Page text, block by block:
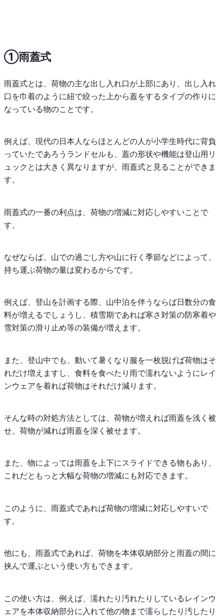
①雨蓋式
雨蓋式とは、荷物の主な出し入れ口が上部にあり、出し入れ
口を巾着のように紐で絞った上から蓋をするタイプの作りに
なっている物のことです。
例えば、現代の日本人ならほとんどの人が小学生時代に背負
っていたであろうランドセルも、蓋の形状や機能は登山用リ
ュックとは大きく異なりますが、雨蓋式と見ることができま
す。
雨蓋式の一番の利点は、荷物の増減に対応しやすいことで
す。
なぜならば、山での過ごし方や山に行く季節などによって、
持ち運ぶ荷物の量は変わるからです。
例えば、登山を計画する際、山中泊を伴うならば日数分の食
料が増えるでしょうし、積雪期であれば寒さ対策の防寒着や
雪対策の滑り止め等の装備が増えます。
また、登山中でも、動いて暑くなり服を一枚脱げば荷物はそ
れだけ増えますし、食料を食べたり雨で濡れないようにレイ
ンウェアを着れば荷物はそれだけ減ります。
そんな時の対処方法としては、荷物が増えれば雨蓋を浅く被
せ、荷物が減れば雨蓋を深く被せます。
また、物によっては雨蓋を上下にスライドできる物もあり、
これだともっと大幅な荷物の増減にも対応できます。
このように、雨蓋式であれば荷物の増減に対応しやすいで
す。
他にも、雨蓋式であれば、荷物を本体収納部分と雨蓋の間に
挟んで運ぶという使い方もできます。
この使い方は、例えば、濡れたり汚れたりしているレインウ
ェアを本体収納部分に入れて他の物まで濡らしたり汚したり